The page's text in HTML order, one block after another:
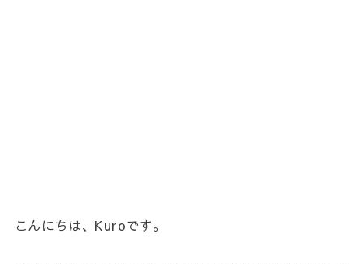
こんにちは、Kuroです。